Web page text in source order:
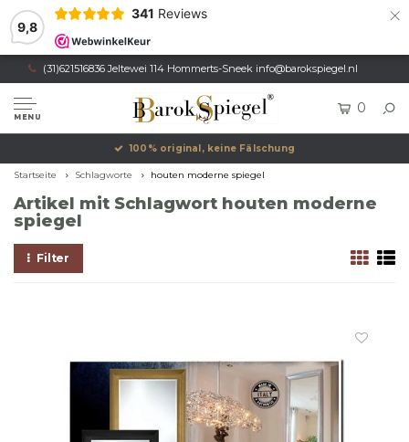
9,8
341 Reviews ×
(31)621516836 Jeltewei 114 Hommerts-Sneek info@barokspiegel.nl
MENU
0
100% original, keine Fälschung
Startseite Schlagworte houten moderne spiegel
Artikel mit Schlagwort houten moderne
spiegel
Filter